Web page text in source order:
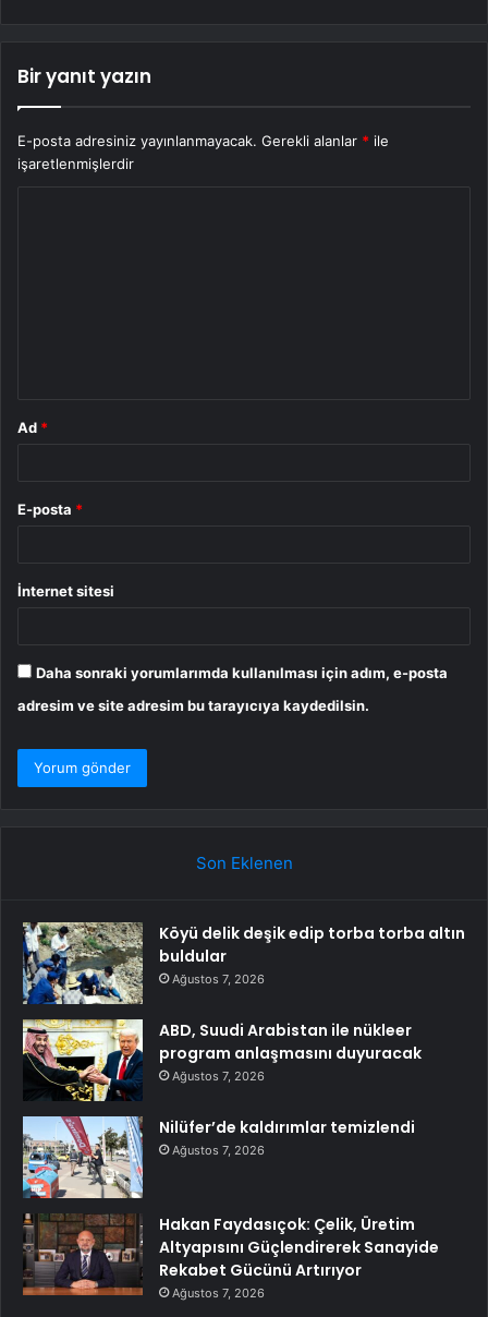
Bir yanıt yazın
E-posta adresiniz yayınlanmayacak. Gerekli alanlar * ile
işaretlenmişlerdir
Ad *
E-posta *
İnternet sitesi
Daha sonraki yorumlarımda kullanılması için adım, e-posta
adresim ve site adresim bu tarayıcıya kaydedilsin.
Son Eklenen
Köyü delik deşik edip torba torba altın
buldular
Ağustos 7, 2026
ABD, Suudi Arabistan ile nükleer
program anlaşmasını duyuracak
Ağustos 7, 2026
Nilüfer’de kaldırımlar temizlendi
Ağustos 7, 2026
Hakan Faydasıçok: Çelik, Üretim
Altyapısını Güçlendirerek Sanayide
Rekabet Gücünü Artırıyor
Ağustos 7, 2026